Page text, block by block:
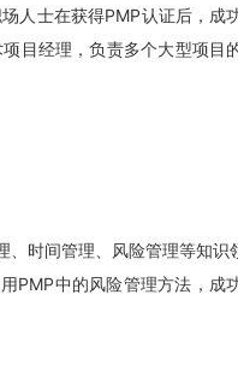
人士在获得PMP认证后，成
目经理，负责多个大型项目
时间管理、风险管理等知识
PMP中的风险管理方法，成